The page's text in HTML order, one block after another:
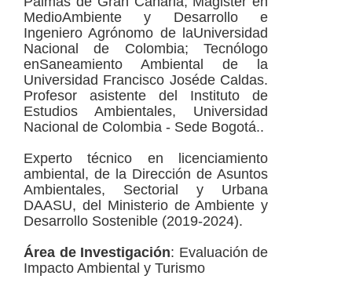
MedioAmbiente y Desarrollo e
Ingeniero Agrónomo de laUniversidad
Nacional de Colombia; Tecnólogo
enSaneamiento Ambiental de la
Universidad Francisco Joséde Caldas.
Profesor asistente del Instituto de
Estudios Ambientales, Universidad
Nacional de Colombia - Sede Bogotá..
Experto técnico en licenciamiento
ambiental, de la Dirección de Asuntos
Ambientales, Sectorial y Urbana
DAASU, del Ministerio de Ambiente y
Desarrollo Sostenible (2019-2024).
Área de Investigación: Evaluación de
Impacto Ambiental y Turismo